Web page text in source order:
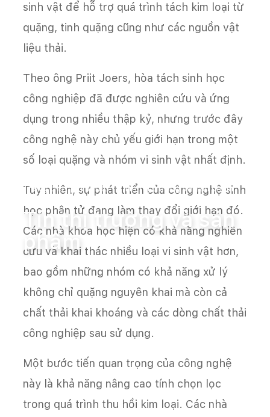
Trang chủ Tin tức Tin thị trường và sản phẩm
Tin thị trường và sản
phẩm
sinh vật để hỗ trợ quá trình tách kim loại từ
quặng, tinh quặng cũng như các nguồn vật
liệu thải.
Theo ông Priit Joers, hòa tách sinh học
công nghiệp đã được nghiên cứu và ứng
dụng trong nhiều thập kỷ, nhưng trước đây
công nghệ này chủ yếu giới hạn trong một
số loại quặng và nhóm vi sinh vật nhất định.
Tuy nhiên, sự phát triển của công nghệ sinh
học phân tử đang làm thay đổi giới hạn đó.
Các nhà khoa học hiện có khả năng nghiên
cứu và khai thác nhiều loại vi sinh vật hơn,
bao gồm những nhóm có khả năng xử lý
không chỉ quặng nguyên khai mà còn cả
chất thải khai khoáng và các dòng chất thải
công nghiệp sau sử dụng.
Một bước tiến quan trọng của công nghệ
này là khả năng nâng cao tính chọn lọc
trong quá trình thu hồi kim loại. Các nhà